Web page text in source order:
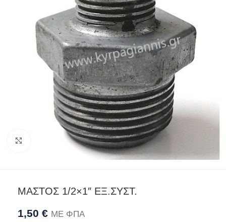
ΜΑΣΤΟΣ 1/2×1″ ΕΞ.ΣΥΣΤ.
1,50 € ΜΕ ΦΠΑ